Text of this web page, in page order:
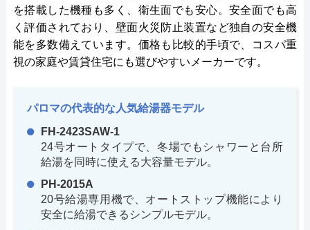
を搭載した機種も多く、衛生面でも安心。安全面でも高
く評価されており、壁面火災防止装置など独自の安全機
能を多数備えています。価格も比較的手頃で、コスパ重
視の家庭や賃貸住宅にも選びやすいメーカーです。
パロマの代表的な人気給湯器モデル
FH-2423SAW-1
24号オートタイプで、冬場でもシャワーと台所
給湯を同時に使える大容量モデル。
PH-2015A
20号給湯専用機で、オートストップ機能により
安全に給湯できるシンプルモデル。